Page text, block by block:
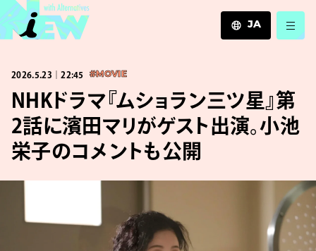
JA
ZH
2026.5.23｜22:45 #MOVIE
NHKドラマ『ムショラン三ツ星』第
2話に濱田マリがゲスト出演。小池
栄子のコメントも公開